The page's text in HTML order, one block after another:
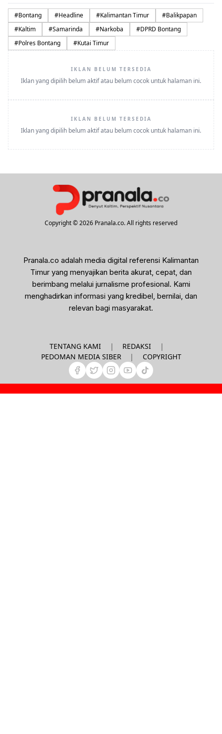
#Bontang #Headline #Kalimantan Timur #Balikpapan
#Kaltim #Samarinda #Narkoba #DPRD Bontang
#Polres Bontang #Kutai Timur
IKLAN BELUM TERSEDIA
Iklan yang dipilih belum aktif atau belum cocok untuk halaman ini.
IKLAN BELUM TERSEDIA
Iklan yang dipilih belum aktif atau belum cocok untuk halaman ini.
Copyright © 2026 Pranala.co. All rights reserved
Pranala.co adalah media digital referensi Kalimantan
Timur yang menyajikan berita akurat, cepat, dan
berimbang melalui jurnalisme profesional. Kami
menghadirkan informasi yang kredibel, bernilai, dan
relevan bagi masyarakat.
TENTANG KAMI | REDAKSI
|
PEDOMAN MEDIA SIBER
| COPYRIGHT